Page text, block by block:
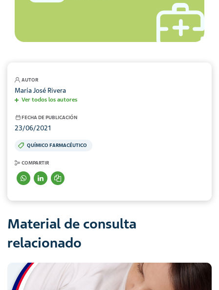
AUTOR
María José Rivera
Ver todos los autores
FECHA DE PUBLICACIÓN
23/06/2021
QUÍMICO FARMACÉUTICO
COMPARTIR
Material de consulta
relacionado